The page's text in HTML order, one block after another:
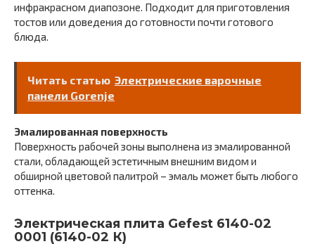
инфракрасном диапозоне. Подходит для приготовления
тостов или доведения до готовности почти готового
блюда.
Читать статью Электрические варочные
панели Gorenje
Эмалированная поверхность
Поверхность рабочей зоны выполнена из эмалированной
стали, обладающей эстетичным внешним видом и
обширной цветовой палитрой – эмаль может быть любого
оттенка.
Электрическая плита Gefest 6140-02
0001 (6140-02 К)